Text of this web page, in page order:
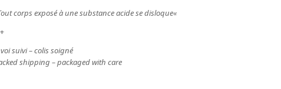
corps exposé à une substance acide se disloque«
suivi – colis soigné
shipping – packaged with care